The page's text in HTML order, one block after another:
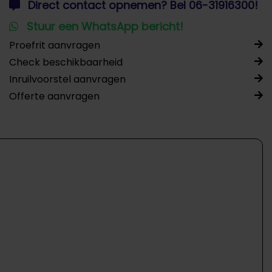
Direct contact opnemen? Bel 06-31916300!
Stuur een WhatsApp bericht!
Proefrit aanvragen
Check beschikbaarheid
Inruilvoorstel aanvragen
Offerte aanvragen